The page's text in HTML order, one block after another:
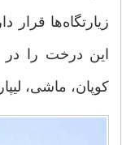
زیارتگاه‌ها قرار
این درخت را
کوپان، ماشی،